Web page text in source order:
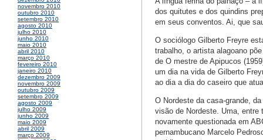
novembro 2010
outubro 2010
setembro 2010
agosto 2010
julho 2010
junho 2010
maio 2010
abril 2010
março 2010
fevereiro 2010
janeiro 2010
dezembro 2009
novembro 2009
outubro 2009
setembro 2009
agosto 2009
julho 2009
junho 2009
maio 2009
abril 2009
março 2009
dos quitutes e dos quindins
em seus conventos. Ai, que
O sociólogo Gilberto Freyre
trabalho, o artista alagoano
de O mestre de Apipucos
um dia na vida de Gilberto
ao dia a dia do caseiro que
O Nordeste da casa-grande, da
visão de Nordeste. Uma,
novamente questionada em
pernambucano Marcelo